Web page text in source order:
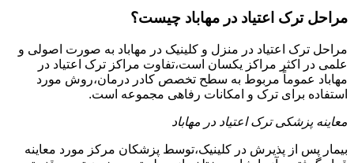
مراحل ترک اعتیاد در مهاباد چیست؟
مراحل ترک اعتیاد در منزل و کلینیک در مهاباد به صورت اصولی و
علمی در اکثر مراکز یکسان است،تفاوت مراکز ترک اعتیاد در
مهاباد عموماً مربوط به سطح تخصص کادر درمان،روش مورد
استفاده برای ترک و امکانات رفاهی مجموعه است.
معاینه پزشکی ترک اعتیاد در مهاباد
بیمار پس از پذیرش در کلینیک،توسط پزشکان مرکز مورد معاینه